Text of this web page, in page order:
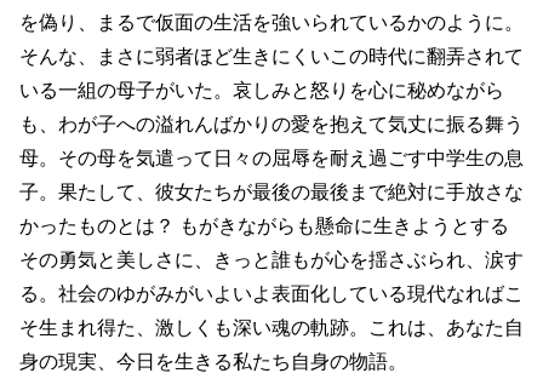
を偽り、まるで仮面の生活を強いられているかのように。
そんな、まさに弱者ほど生きにくいこの時代に翻弄されて
いる一組の母子がいた。哀しみと怒りを心に秘めながら
も、わが子への溢れんばかりの愛を抱えて気丈に振る舞う
母。その母を気遣って日々の屈辱を耐え過ごす中学生の息
子。果たして、彼女たちが最後の最後まで絶対に手放さな
かったものとは？ もがきながらも懸命に生きようとする
その勇気と美しさに、きっと誰もが心を揺さぶられ、涙す
る。社会のゆがみがいよいよ表面化している現代なればこ
そ生まれ得た、激しくも深い魂の軌跡。これは、あなた自
身の現実、今日を生きる私たち自身の物語。